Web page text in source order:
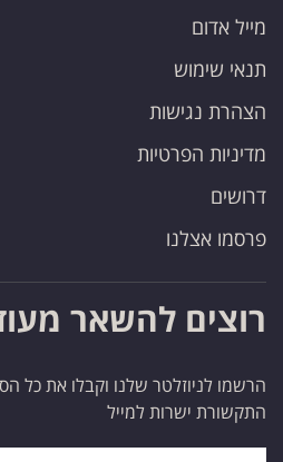
מייל אדום
תנאי שימוש
הצהרת נגישות
מדיניות הפרטיות
דרושים
פרסמו אצלנו
רוצים להשאר
הרשמו לניוזלטר שלנו וקבלו את כל
התקשורת ישרות למייל